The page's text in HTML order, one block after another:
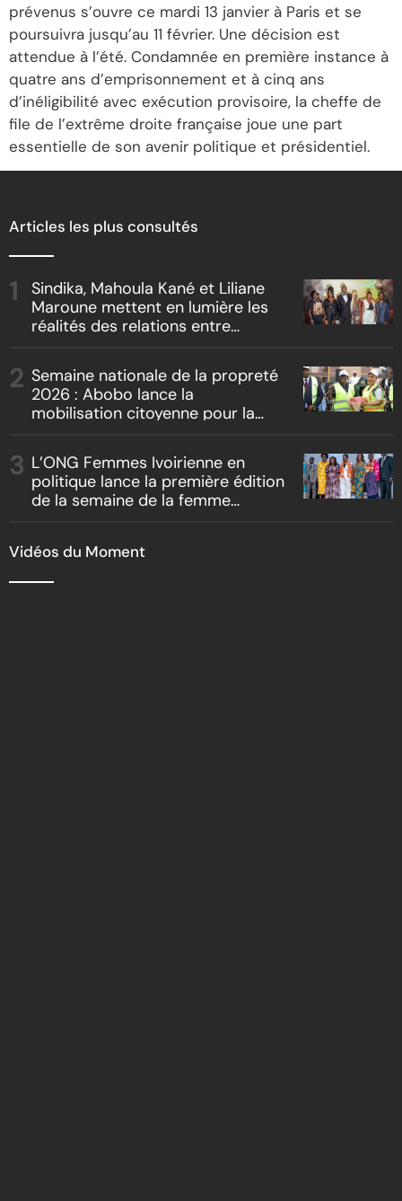
prévenus s’ouvre ce mardi 13 janvier à Paris et se
poursuivra jusqu’au 11 février. Une décision est
attendue à l’été. Condamnée en première instance à
quatre ans d’emprisonnement et à cinq ans
d’inéligibilité avec exécution provisoire, la cheffe de
file de l’extrême droite française joue une part
essentielle de son avenir politique et présidentiel.
Articles les plus consultés
Sindika, Mahoula Kané et Liliane
Maroune mettent en lumière les
réalités des relations entre
« Boss vs Boss »
Semaine nationale de la propreté
2026 : Abobo lance la
mobilisation citoyenne pour la
L’ONG Femmes Ivoirienne en
politique lance la première édition
de la semaine de la femme
Vidéos du Moment